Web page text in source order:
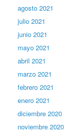
agosto 2021
julio 2021
junio 2021
mayo 2021
abril 2021
marzo 2021
febrero 2021
enero 2021
diciembre 2020
noviembre 2020